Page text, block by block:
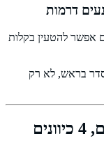
אפשר להטעין בקלות
בראש, לא רק
בחירה לפי שימוש: 4 סגנונות חיים, 4 כיוונים